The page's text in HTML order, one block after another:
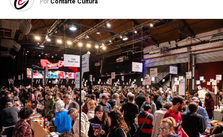
Por Contarte Cultura